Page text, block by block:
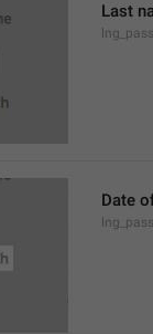
Last
Date